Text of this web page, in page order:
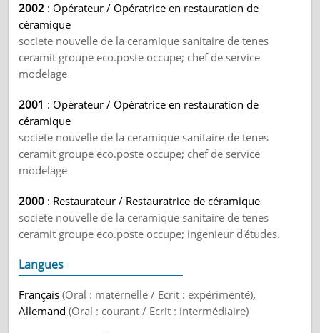
2002 : Opérateur / Opératrice en restauration de
céramique
societe nouvelle de la ceramique sanitaire de tenes
ceramit groupe eco.poste occupe; chef de service
modelage
2001 : Opérateur / Opératrice en restauration de
céramique
societe nouvelle de la ceramique sanitaire de tenes
ceramit groupe eco.poste occupe; chef de service
modelage
2000 : Restaurateur / Restauratrice de céramique
societe nouvelle de la ceramique sanitaire de tenes
ceramit groupe eco.poste occupe; ingenieur d'études.
Langues
Français(Oral : maternelle / Ecrit : expérimenté),
Allemand(Oral : courant / Ecrit : intermédiaire)